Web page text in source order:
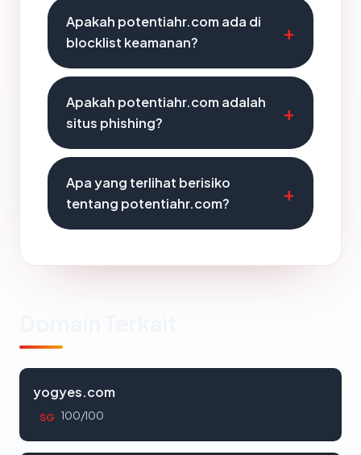
Apakah potentiahr.com ada di
blocklist keamanan?
Apakah potentiahr.com adalah
situs phishing?
Apa yang terlihat berisiko
tentang potentiahr.com?
yogyes.com
SG 100/100